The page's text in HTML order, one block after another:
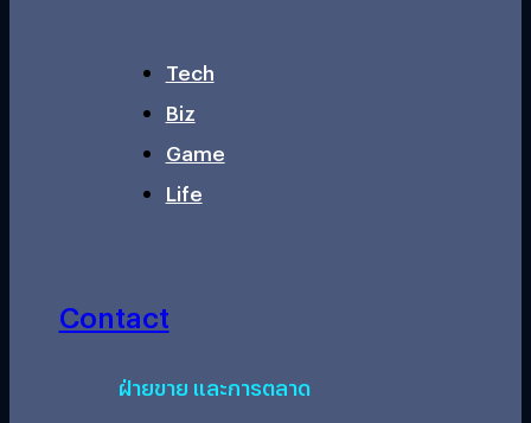
Tech
Biz
Game
Life
Contact
ฝ่ายขาย และการตลาด